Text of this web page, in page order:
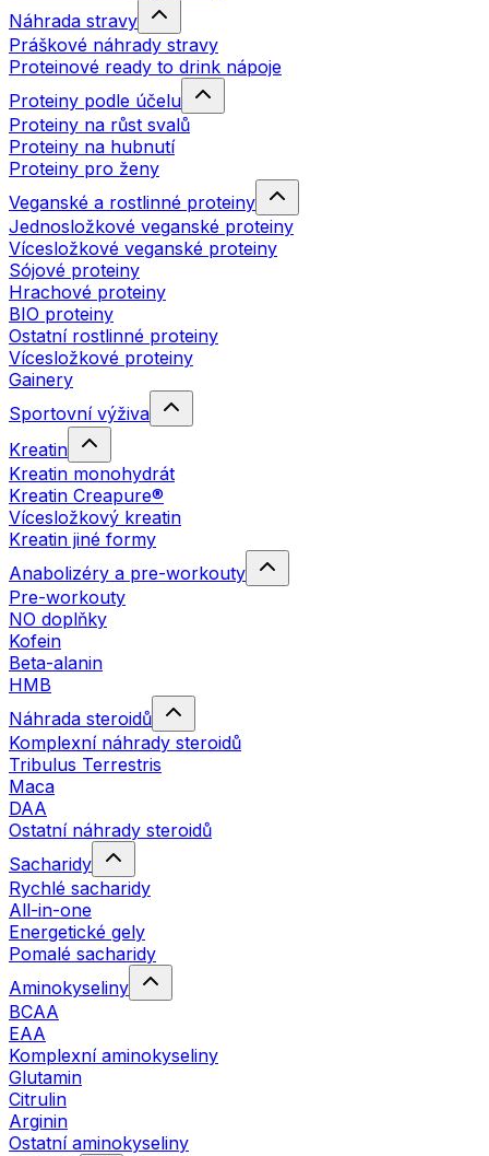
Náhrada stravy
Práškové náhrady stravy
Proteinové ready to drink nápoje
Proteiny podle účelu
Proteiny na růst svalů
Proteiny na hubnutí
Proteiny pro ženy
Veganské a rostlinné proteiny
Jednosložkové veganské proteiny
Vícesložkové veganské proteiny
Sójové proteiny
Hrachové proteiny
BIO proteiny
Ostatní rostlinné proteiny
Vícesložkové proteiny
Gainery
Sportovní výživa
Kreatin
Kreatin monohydrát
Kreatin Creapure®
Vícesložkový kreatin
Kreatin jiné formy
Anabolizéry a pre-workouty
Pre-workouty
NO doplňky
Kofein
Beta-alanin
HMB
Náhrada steroidů
Komplexní náhrady steroidů
Tribulus Terrestris
Maca
DAA
Ostatní náhrady steroidů
Sacharidy
Rychlé sacharidy
All-in-one
Energetické gely
Pomalé sacharidy
Aminokyseliny
BCAA
EAA
Komplexní aminokyseliny
Glutamin
Citrulin
Arginin
Ostatní aminokyseliny